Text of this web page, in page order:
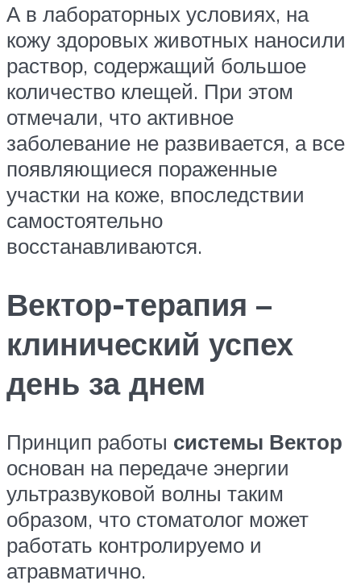
А в лабораторных условиях, на
кожу здоровых животных наносили
раствор, содержащий большое
количество клещей. При этом
отмечали, что активное
заболевание не развивается, а все
появляющиеся пораженные
участки на коже, впоследствии
самостоятельно
восстанавливаются.
Вектор-терапия –
клинический успех
день за днем
Принцип работы системы Вектор
основан на передаче энергии
ультразвуковой волны таким
образом, что стоматолог может
работать контролируемо и
атравматично.